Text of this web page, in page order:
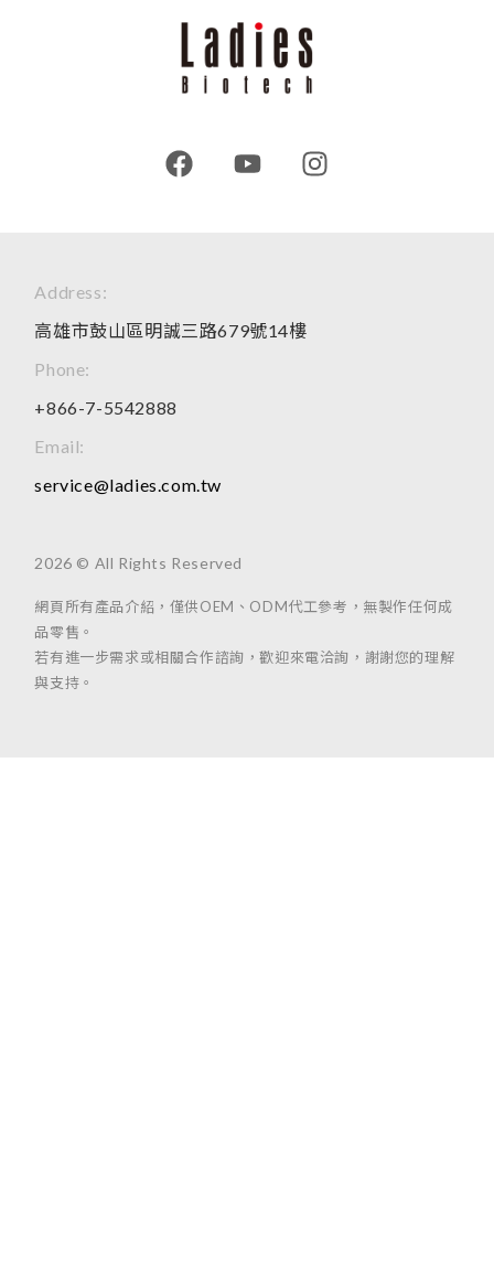
Address:
高雄市鼓山區明誠三路679號14樓
Phone:
+866-7-5542888
Email:
service@ladies.com.tw
2026 © All Rights Reserved
網頁所有產品介紹，僅供OEM、ODM代工參考，無製作任何成
品零售。
若有進一步需求或相關合作諮詢，歡迎來電洽詢，謝謝您的理解
與支持。